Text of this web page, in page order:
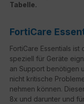
Tabelle.
FortiCare
FortiCare Essentials
speziell für Geräte
an Support benötigen
nicht kritische
nehmen können.
8x und darunter und